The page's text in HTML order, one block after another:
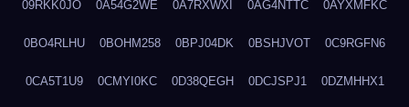
09RKK0JO 0A54G2WE 0A7RXWXI 0AG4NTTC 0AYXMFKC
0BO4RLHU 0BOHM258 0BPJ04DK 0BSHJVOT 0C9RGFN6
0CA5T1U9 0CMYI0KC 0D38QEGH 0DCJSPJ1 0DZMHHX1